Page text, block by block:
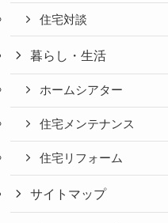
住宅対談
暮らし・生活
ホームシアター
住宅メンテナンス
住宅リフォーム
サイトマップ